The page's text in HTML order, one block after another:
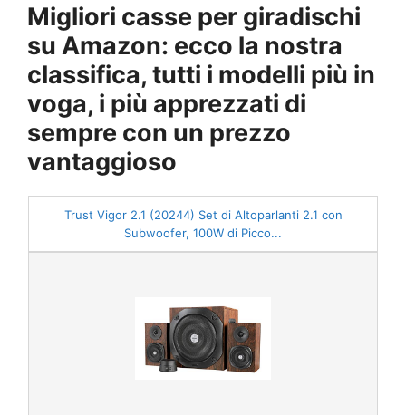
Migliori casse per giradischi
su Amazon: ecco la nostra
classifica, tutti i modelli più in
voga, i più apprezzati di
sempre con un prezzo
vantaggioso
Trust Vigor 2.1 (20244) Set di Altoparlanti 2.1 con
Subwoofer, 100W di Picco...